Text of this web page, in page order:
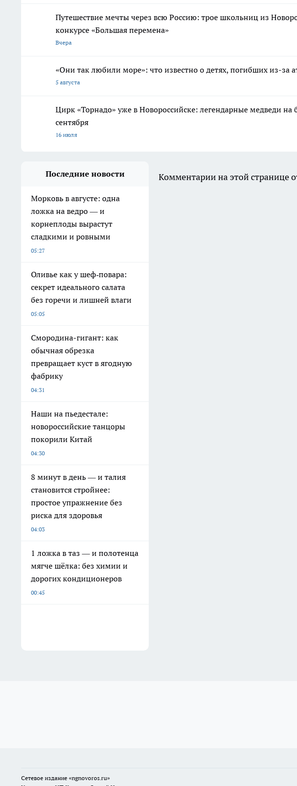
Путешествие мечты через всю Россию: трое школьниц из
конкурсе «Большая перемена»
Вчера
«Они так любили море»: что известно о детях, погибших из-за
5 августа
Цирк «Торнадо» уже в Новороссийске: легендарные медведи
сентября
16 июля
Последние новости
Морковь в августе: одна
ложка на ведро — и
корнеплоды вырастут
сладкими и ровными
05:27
Оливье как у шеф‑повара:
секрет идеального салата
без горечи и лишней влаги
05:05
Смородина-гигант: как
обычная обрезка
превращает куст в ягодную
фабрику
04:31
Наши на пьедестале:
новороссийские танцоры
покорили Китай
04:30
8 минут в день — и талия
становится стройнее:
простое упражнение без
риска для здоровья
04:03
1 ложка в таз — и полотенца
мягче шёлка: без химии и
дорогих кондиционеров
00:45
Комментарии на этой странице
Сетевое издание «ngnovoros.ru»